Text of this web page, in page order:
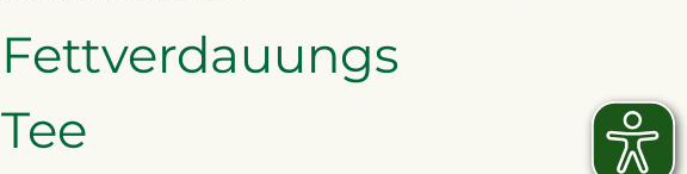
Fettverdauungs
Tee